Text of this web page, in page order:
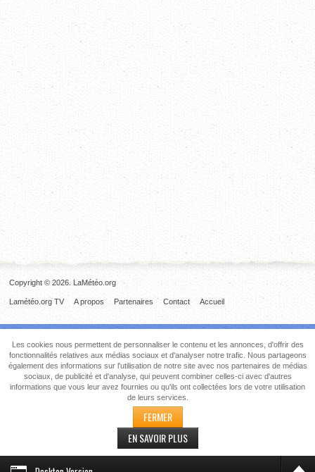
Copyright © 2026. LaMétéo.org
Accueil
Contact
Partenaires
A propos
Lamétéo.org TV
Les cookies nous permettent de personnaliser le contenu et les annonces, d'offrir des
fonctionnalités relatives aux médias sociaux et d'analyser notre trafic. Nous partageons
également des informations sur l'utilisation de notre site avec nos partenaires de médias
sociaux, de publicité et d'analyse, qui peuvent combiner celles-ci avec d'autres
informations que vous leur avez fournies ou qu'ils ont collectées lors de votre utilisation
de leurs services.
FERMER
EN SAVOIR PLUS